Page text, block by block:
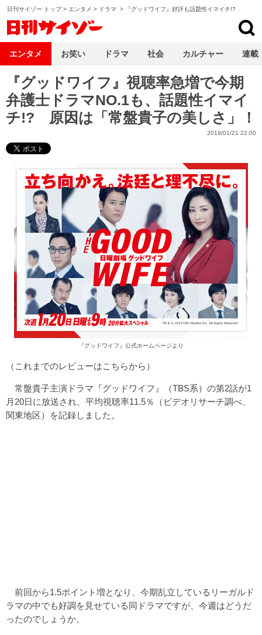
日刊サイゾー トップ> エンタメ > ドラマ > 『グッドワイフ』好評も話題性イマイチ!?
『グッドワイフ』視聴率急増で今期
弁護士ドラマNO.1も、話題性イマイ
チ!? 原因は「常盤貴子の美しさ」！
2019/01/21 22:00
『グッドワイフ』公式ホームページより
（これまでのレビューはこちらから）
常盤貴子主演ドラマ『グッドワイフ』（TBS系）の第2話が1
月20日に放送され、平均視聴率11.5％（ビデオリサーチ調べ、
関東地区）を記録しました。
前回から1.5ポイント増となり、今期乱立しているリーガルド
ラマの中でも好調を見せている同ドラマですが、今週はどうだ
ったのでしょうか。
エンタメ お笑い ドラマ 社会 カルチャー 連載